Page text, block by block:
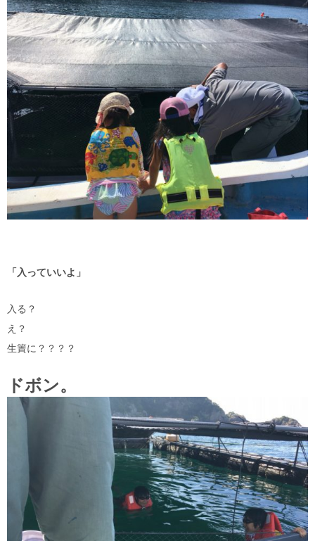
「入っていいよ」
入る？
え？
生簀に？？？？
ドボン。